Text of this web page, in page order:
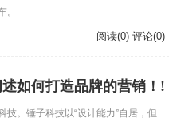
。
阅读(0) 评论(0)
如何打造品牌的营销！!
。锤子科技以“设计能力”自居，但